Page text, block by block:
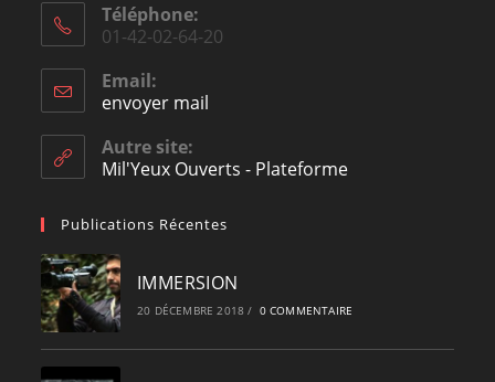
Téléphone:
01-42-02-64-20
Email:
envoyer mail
application
Autre site:
Mil'Yeux Ouverts - Plateforme
Publications Récentes
IMMERSION
20 DÉCEMBRE 2018 / 0 COMMENTAIRE